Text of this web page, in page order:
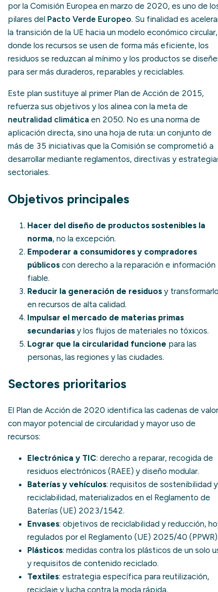
por la Comisión Europea en marzo de 2020, es uno de
pilares del Pacto Verde Europeo. Su finalidad es
la transición de la UE hacia un modelo económico circular,
donde los recursos se usen de forma más eficiente, los
residuos se reduzcan al mínimo y los productos se
para ser más duraderos, reparables y reciclables.
Este plan sustituye al primer Plan de Acción de 2015,
refuerza sus objetivos y los alinea con la meta de
neutralidad climática en 2050. No es una norma de
aplicación directa, sino una hoja de ruta: un conjunto de
más de 35 iniciativas que la Comisión se comprometió a
desarrollar mediante reglamentos, directivas y
sectoriales.
Objetivos principales
Hacer del diseño de productos sostenibles la
norma, no la excepción.
Empoderar a consumidores y compradores
públicos con derecho a la reparación e información
fiable.
Reducir la generación de residuos y
en recursos de alta calidad.
Impulsar el mercado de materias primas
secundarias y los flujos de materiales no tóxicos.
Lograr que la circularidad funcione para las
personas, las regiones y las ciudades.
Sectores prioritarios
El Plan de Acción de 2020 identifica las cadenas de valor
con mayor potencial de circularidad y mayor uso de
recursos:
Electrónica y TIC: derecho a reparar, recogida de
residuos electrónicos (RAEE) y diseño modular.
Baterías y vehículos: requisitos de sostenibilidad y
reciclabilidad, materializados en el Reglamento de
Baterías (UE) 2023/1542.
Envases: objetivos de reciclabilidad y reducción,
regulados por el Reglamento (UE) 2025/40
Plásticos: medidas contra los plásticos de un solo
y requisitos de contenido reciclado.
Textiles: estrategia específica para reutilización,
reciclaje y lucha contra la moda rápida.